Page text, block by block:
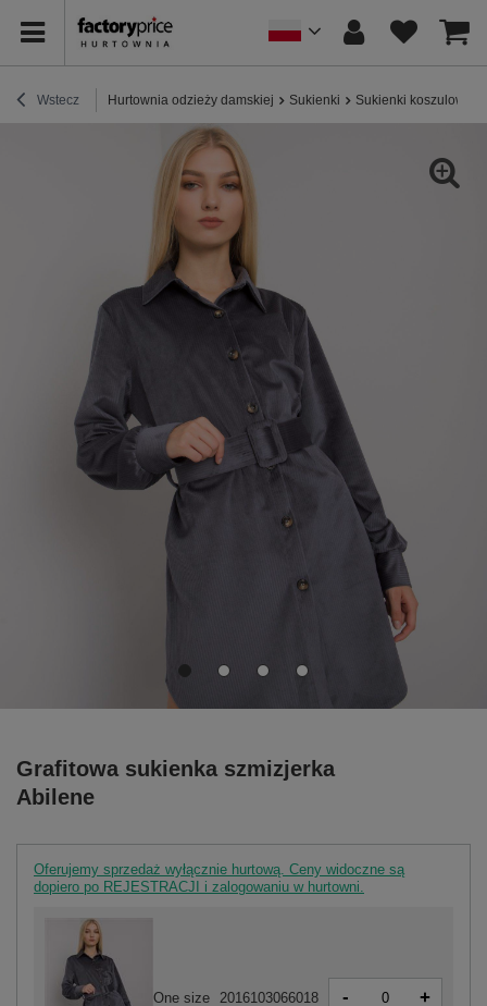
Wstecz Hurtownia odzieży damskiej Sukienki Sukienki koszulowe
Grafitowa sukienka szmizjerka
Abilene
Oferujemy sprzedaż wyłącznie hurtową. Ceny widoczne są
dopiero po REJESTRACJI i zalogowaniu w hurtowni.
One size 2016103066018 - +